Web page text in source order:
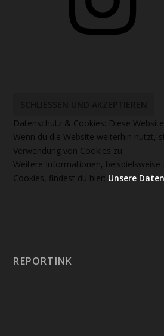
Datenschutz & Cookies: Diese
Wenn du die Website weiterhin nutzt,
Verwendung von Cookies zu.
Weitere Informationen, beispielsweise
Cookies, findest du hier: Unsere
REPORTINK